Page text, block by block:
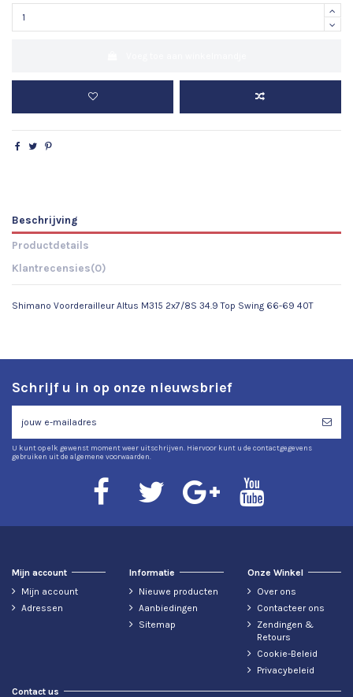
Beschrijving
Productdetails
Klantrecensies(0)
Shimano Voorderailleur Altus M315 2x7/8S 34.9 Top Swing 66-69 40T
Schrijf u in op onze nieuwsbrief
U kunt op elk gewenst moment weer uitschrijven. Hiervoor kunt u de contactgegevens
gebruiken uit de algemene voorwaarden.
Mijn account
Mijn account
Adressen
Informatie
Nieuwe producten
Aanbiedingen
Sitemap
Onze Winkel
Over ons
Contacteer ons
Zendingen &
Retours
Cookie-Beleid
Privacybeleid
Contact us